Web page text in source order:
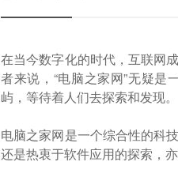
在当今数字化的时代，互联网
者来说，“电脑之家网”无疑
屿，等待着人们去探索和发现。
电脑之家网是一个综合性的科
还是热衷于软件应用的探索，